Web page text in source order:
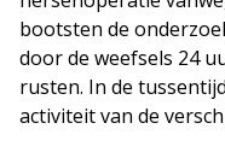
bootsten de
door de weefsels 24
rusten. In de
activiteit van de